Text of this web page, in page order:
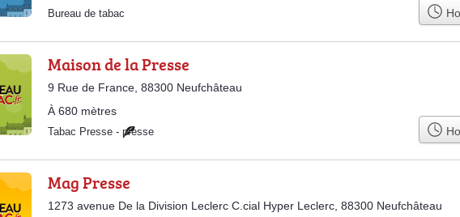
Bureau de tabac
Maison de la Presse
9 Rue de France, 88300 Neufchâteau
À 680 mètres
Tabac Presse - presse
Mag Presse
1273 avenue De la Division Leclerc C.cial Hyper Leclerc, 88300 Neufchâteau